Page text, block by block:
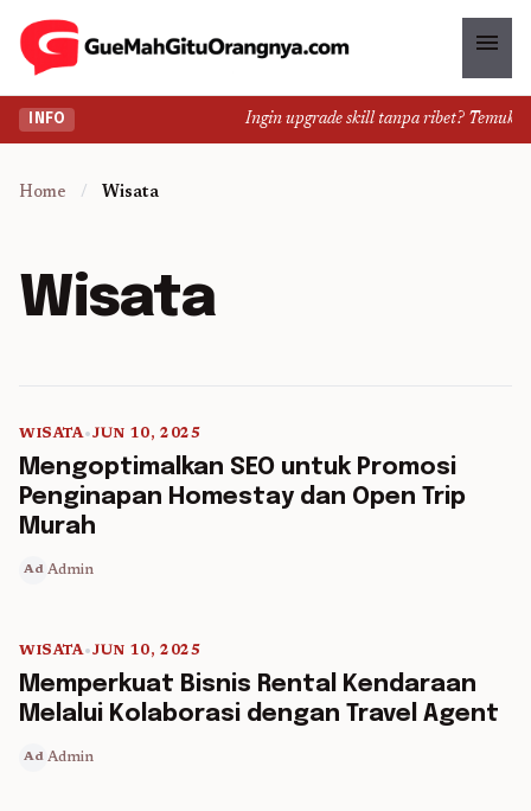
menu
INFO Ingin upgrade skill tanpa ribet? Temukan
Home / Wisata
Wisata
5 min read
WISATA•JUN 10, 2025
Mengoptimalkan SEO untuk Promosi
Penginapan Homestay dan Open Trip
Murah
Ad Admin
5 min read
WISATA•JUN 10, 2025
Memperkuat Bisnis Rental Kendaraan
Melalui Kolaborasi dengan Travel Agent
Ad Admin